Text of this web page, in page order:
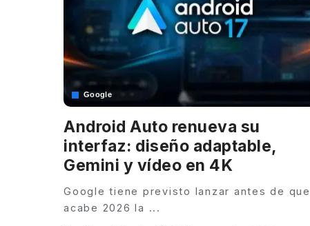
Google
Android Auto renueva su
interfaz: diseño adaptable,
Gemini y vídeo en 4K
Google tiene previsto lanzar antes de que
acabe 2026 la ...